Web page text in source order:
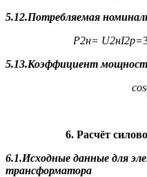
5.12.Потребляемая
P2н= U2нI2р=
5.13.Коэффициент
6. Расчёт
6.1.Исходные данные для
трансформатора